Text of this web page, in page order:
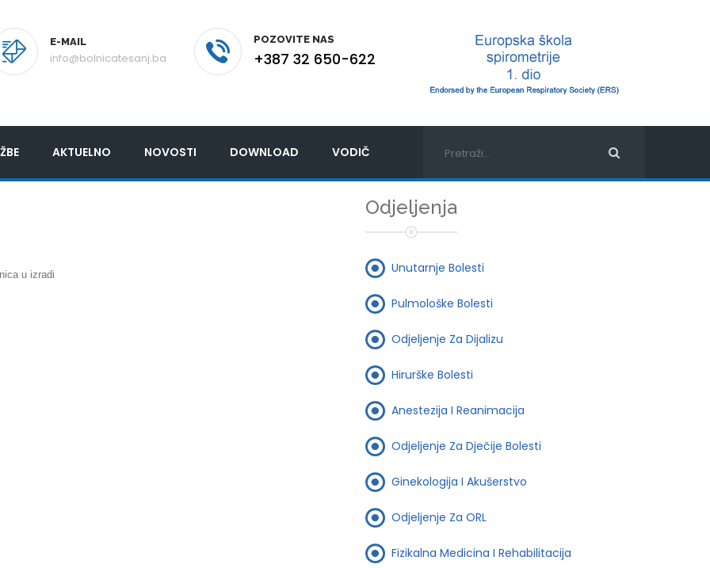
E-MAIL
info@bolnicatesanj.ba
POZOVITE NAS
+387 32 650-622
AKTUELNO NOVOSTI DOWNLOAD VODIČ
u izradi
Odjeljenja
Unutarnje Bolesti
Pulmološke Bolesti
Odjeljenje Za Dijalizu
Hirurške Bolesti
Anestezija I Reanimacija
Odjeljenje Za Dječije Bolesti
Ginekologija I Akušerstvo
Odjeljenje Za ORL
Fizikalna Medicina I Rehabilitacija